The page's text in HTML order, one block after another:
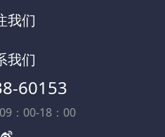
我们
我们
60153
：00-18：00